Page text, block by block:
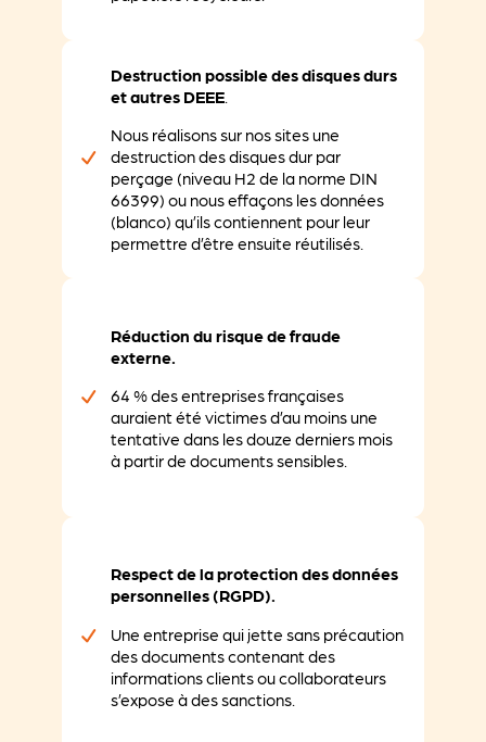
Destruction possible des disques durs
et autres DEEE.
Nous réalisons sur nos sites une
destruction des disques dur par
perçage (niveau H2 de la norme DIN
66399) ou nous effaçons les données
(blanco) qu’ils contiennent pour leur
permettre d’être ensuite réutilisés.
Réduction du risque de fraude
externe.
64 % des entreprises françaises
auraient été victimes d’au moins une
tentative dans les douze derniers mois
à partir de documents sensibles.
Respect de la protection des données
personnelles (RGPD).
Une entreprise qui jette sans précaution
des documents contenant des
informations clients ou collaborateurs
s’expose à des sanctions.